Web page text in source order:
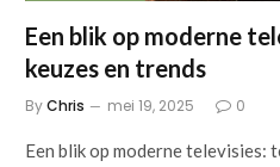
Een blik op moderne
keuzes en trends
ByChris mei 19, 2025 0
Een blik op moderne televisies: